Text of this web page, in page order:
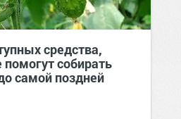
средства,
собирать
самой поздней